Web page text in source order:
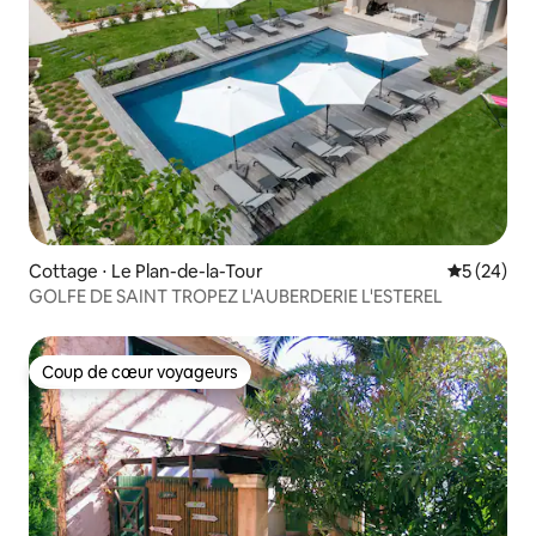
Cottage ⋅ Le Plan-de-la-Tour
5 (24)
GOLFE DE SAINT TROPEZ L'AUBERDERIE L'ESTEREL
Coup de cœur voyageurs
Coup de cœur voyageurs